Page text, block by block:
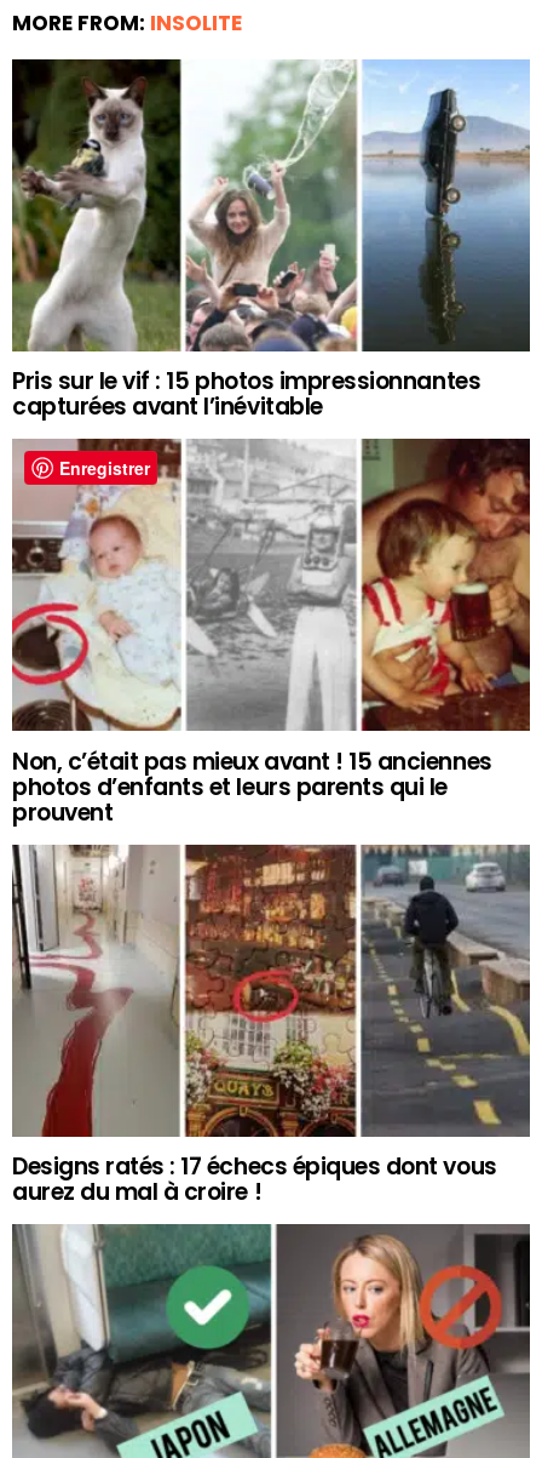
MORE FROM: INSOLITE
Pris sur le vif : 15 photos impressionnantes
capturées avant l’inévitable
Non, c’était pas mieux avant ! 15 anciennes
photos d’enfants et leurs parents qui le
prouvent
Designs ratés : 17 échecs épiques dont vous
aurez du mal à croire !
Enregistrer